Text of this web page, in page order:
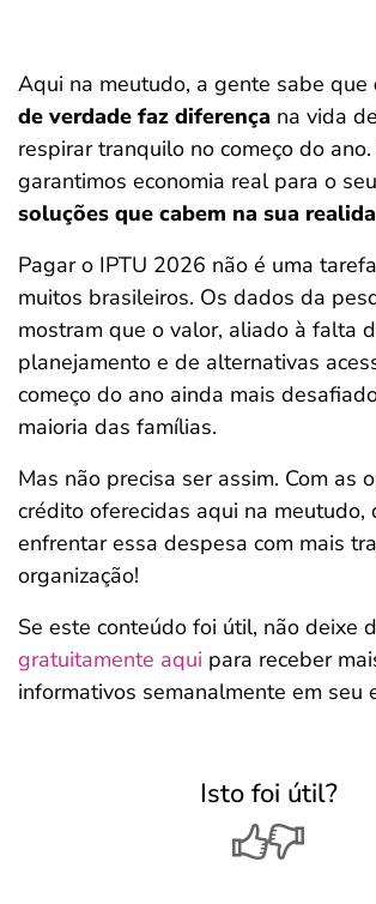
Aqui na meutudo, a gente sabe que
de verdade faz diferença na vida
respirar tranquilo no começo do ano.
garantimos economia real para o
soluções que cabem na sua
Pagar o IPTU 2026 não é uma
muitos brasileiros. Os dados da
mostram que o valor, aliado à falta
planejamento e de alternativas
começo do ano ainda mais
maioria das famílias.
Mas não precisa ser assim. Com as
crédito oferecidas aqui na meutudo,
enfrentar essa despesa com mais
organização!
Se este conteúdo foi útil, não deixe
gratuitamente aqui para receber
informativos semanalmente em seu
Isto foi útil?